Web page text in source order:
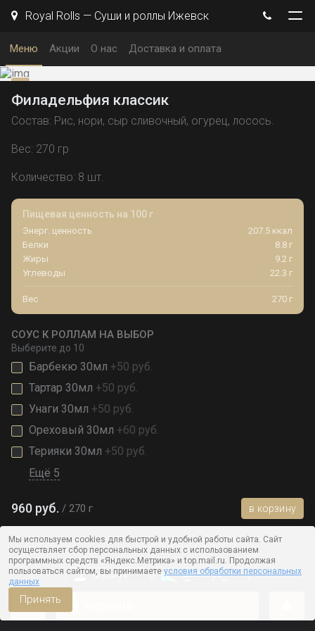
Royal Rolls — Суши и роллы Ижевск
Меню Акции О нас Доставка и оплата
Филадельфия классик
Состав: Рис, нори, сыр сливочный, огурец, лосось.
Вес: 270 гр
Количество: 8 шт.
Пищевая ценность на 100 г
Энерг. ценность
207.5 ккал
Белки
8.8 г
Жиры
9.2 г
Углеводы
22.3 г
Вес 270 г
СОУС К РОЛЛАМ НА ВЫБОР
Выберите до 10
Барбекю 30мл +50 руб.
Тартар 30мл +50 руб.
Унаги 30мл +50 руб.
Ореховый 30мл +60 руб.
Терияки 30мл +50 руб.
Ещё 5
960 руб. 270 г в корзину
Мы используем cookies для быстрой и удобной работы сайта. Сайт
осуществляет сбор персональных данных с использованием
программных средств «Яндекс.Метрика» и top.mail.ru. Продолжая
пользоваться сайтом, вы принимаете условия обработки персональных
данных
Принять